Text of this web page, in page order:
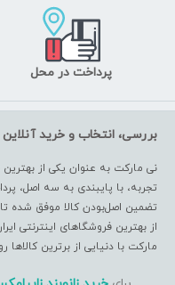
پرداخت در محل
بررسی، انتخاب و خرید آنلاین
نی مارکت به عنوان یکی از
تضمین اصل‌بودن کالا موفق شده
از بهترین فروشگاهای اینترنتی
مارکت با دنیایی از برترین